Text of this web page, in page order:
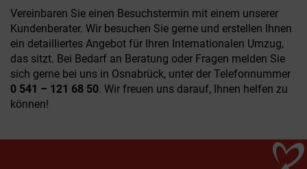
Vereinbaren Sie einen Besuchstermin mit einem unserer
Kundenberater. Wir besuchen Sie gerne und erstellen Ihnen
ein detailliertes Angebot für Ihren Internationalen Umzug,
das sitzt. Bei Bedarf an Beratung oder Fragen melden Sie
sich gerne bei uns in Osnabrück, unter der Telefonnummer
0 541 – 121 68 50. Wir freuen uns darauf, Ihnen helfen zu
können!